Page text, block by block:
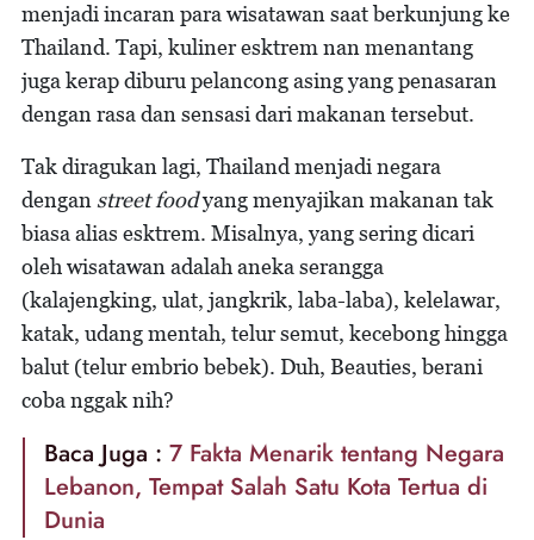
menjadi incaran para wisatawan saat berkunjung ke
Thailand. Tapi, kuliner esktrem nan menantang
juga kerap diburu pelancong asing yang penasaran
dengan rasa dan sensasi dari makanan tersebut.
Tak diragukan lagi, Thailand menjadi negara
denganstreet foodyang menyajikan makanan tak
biasa alias esktrem. Misalnya, yang sering dicari
oleh wisatawan adalah aneka serangga
(kalajengking, ulat, jangkrik, laba-laba), kelelawar,
katak, udang mentah, telur semut, kecebong hingga
balut (telur embrio bebek). Duh, Beauties, berani
coba nggak nih?
Baca Juga : 7 Fakta Menarik tentang Negara
Lebanon, Tempat Salah Satu Kota Tertua di
Dunia